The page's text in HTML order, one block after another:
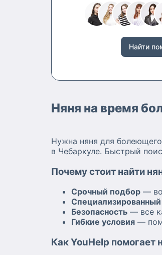
Найти
Няня на время
Нужна няня для
в Чебаркуле. Быстрый
Почему стоит найти
Срочный подбор —
Безопасность — все
Гибкие условия —
Как YouHelp помогает